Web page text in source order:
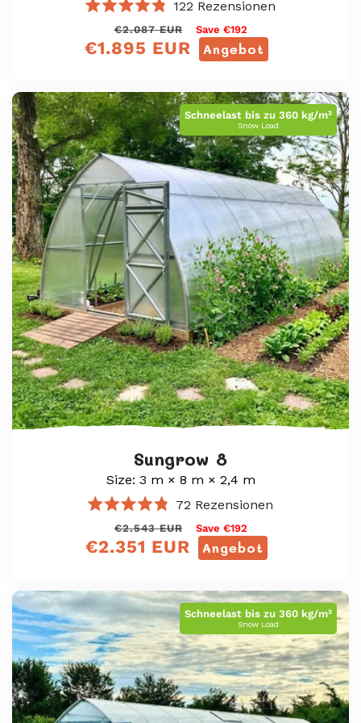
4.8
von
5
122 Rezensionen
Normaler
Preis
€2.087 EUR Save €192
Angebot
Verkaufspreis
€1.895 EUR
Schneelast bis zu 360 kg/m²
Snow Load
Sungrow 8
Size: 3 m × 8 m × 2,4 m
4.8
von
5
72 Rezensionen
Normaler
Preis
€2.543 EUR Save €192
Angebot
Verkaufspreis
€2.351 EUR
Schneelast bis zu 360 kg/m²
Snow Load